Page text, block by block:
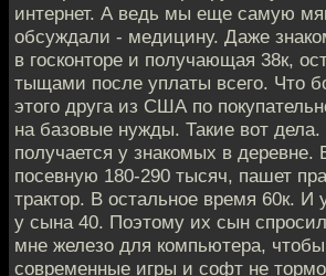
интернет. А ведь мы еще самую
обсуждали - медицину. Даже
в госконторе и получающая 38к,
тыщами после уплаты всего. Что
этого друга из США по
на базовые нужды. Такие вот
получается у знакомых в деревне.
посевную 180-290 тысяч, пашет
трактор. В остальное время 60к.
у сына 40. Поэтому их сын
мне железо для компьютера,
современные игры и софт не